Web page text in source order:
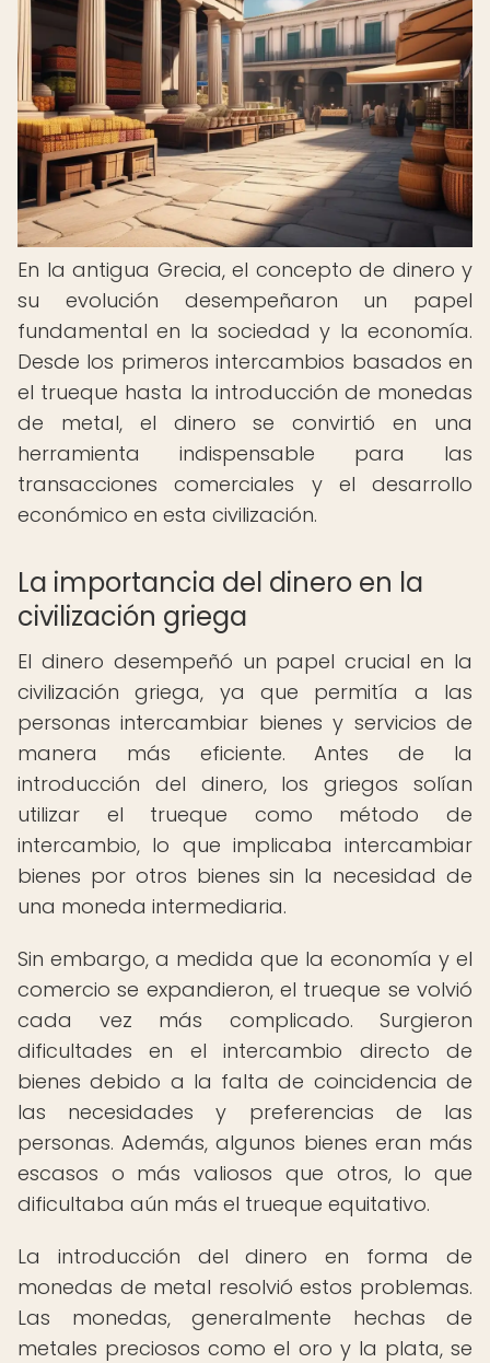
En la antigua Grecia, el concepto de dinero y
su evolución desempeñaron un papel
fundamental en la sociedad y la economía.
Desde los primeros intercambios basados en
el trueque hasta la introducción de monedas
de metal, el dinero se convirtió en una
herramienta indispensable para las
transacciones comerciales y el desarrollo
económico en esta civilización.
La importancia del dinero en la
civilización griega
El dinero desempeñó un papel crucial en la
civilización griega, ya que permitía a las
personas intercambiar bienes y servicios de
manera más eficiente. Antes de la
introducción del dinero, los griegos solían
utilizar el trueque como método de
intercambio, lo que implicaba intercambiar
bienes por otros bienes sin la necesidad de
una moneda intermediaria.
Sin embargo, a medida que la economía y el
comercio se expandieron, el trueque se volvió
cada vez más complicado. Surgieron
dificultades en el intercambio directo de
bienes debido a la falta de coincidencia de
las necesidades y preferencias de las
personas. Además, algunos bienes eran más
escasos o más valiosos que otros, lo que
dificultaba aún más el trueque equitativo.
La introducción del dinero en forma de
monedas de metal resolvió estos problemas.
Las monedas, generalmente hechas de
metales preciosos como el oro y la plata, se